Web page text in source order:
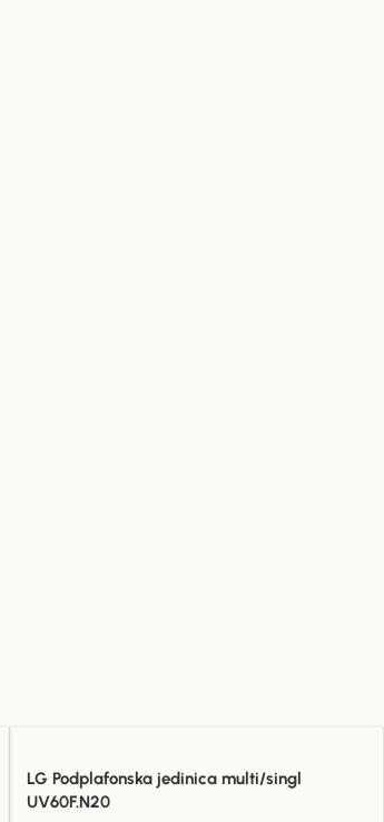
LG Podplafonska jedinica multi/singl
UV60F.N20